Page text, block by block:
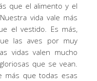
que el alimento y el
vida vale más
el vestido. Es más,
las aves por muy
vidas valen mucho
que se vean.
más que todas esas